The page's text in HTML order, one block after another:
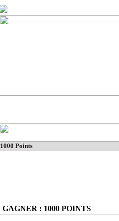
Tente de Remporter les plus Beaux Cadeaux
1000 Points
GAGNER : 1000 POINTS